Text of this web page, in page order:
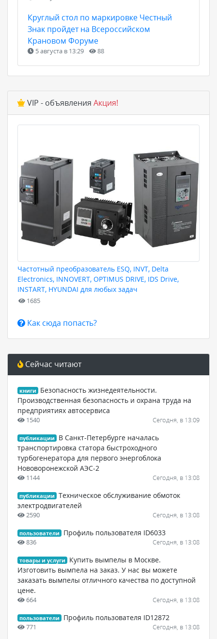
Круглый стол по маркировке Честный
Знак пройдет на Всероссийском
Крановом Форуме
5 августа в 13:29 88
VIP - объявления Акция!
Частотный преобразователь ESQ, INVT, Delta
Electronics, INNOVERT, OPTIMUS DRIVE, IDS Drive,
INSTART, HYUNDAI для любых задач
1685
Как сюда попасть?
Сейчас читают
книги
Безопасность жизнедеятельности.
Производственная безопасность и охрана труда на
предприятиях автосервиса
1540 Сегодня, в 13:09
публикации
В Санкт-Петербурге началась
транспортировка статора быстроходного
турбогенератора для первого энергоблока
Нововоронежской АЭС-2
1144 Сегодня, в 13:08
публикации
Техническое обслуживание обмоток
электродвигателей
2590 Сегодня, в 13:08
пользователи Профиль пользователя ID6033
836 Сегодня, в 13:08
товары и услуги
Купить вымпелы в Москве.
Изготовить вымпела на заказ. У нас вы можете
заказать вымпелы отличного качества по доступной
цене.
664 Сегодня, в 13:08
пользователи Профиль пользователя ID12872
771 Сегодня, в 13:08